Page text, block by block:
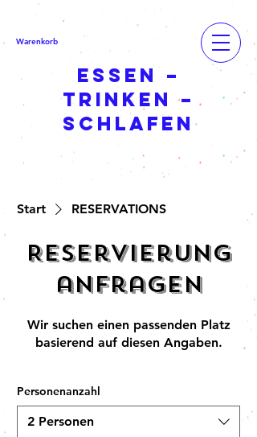
ESSEN –
TRINKEN –
SCHLAFEN
Warenkorb
Start RESERVATIONS
Reservierung
anfragen
Wir suchen einen passenden Platz
basierend auf diesen Angaben.
Personenanzahl
2 Personen